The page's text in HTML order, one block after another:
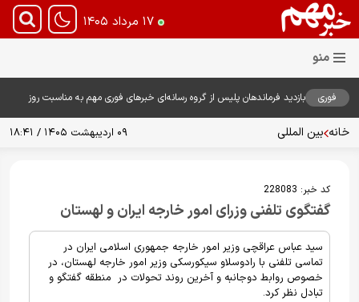
۱۷ مرداد ۱۴۰۵
فوری
بازدید فرماندهان پلیس از گروه رسانه‌ای خبرهای فوری مهم به مناسبت روز
خانه بین المللی ۰۹ اردیبهشت ۱۴۰۵ / ۱۸:۴۱
کد خبر: 228083
گفتگوی تلفنی وزرای امور خارجه ایران و لهستان
سید عباس عراقچی وزیر امور خارجه جمهوری اسلامی ایران در
تماسی تلفنی با رادوسلاو سیکورسکی وزیر امور خارجه لهستان، در
خصوص روابط دوجانبه و آخرین روند تحولات در منطقه گفتگو و
تبادل نظر کرد.